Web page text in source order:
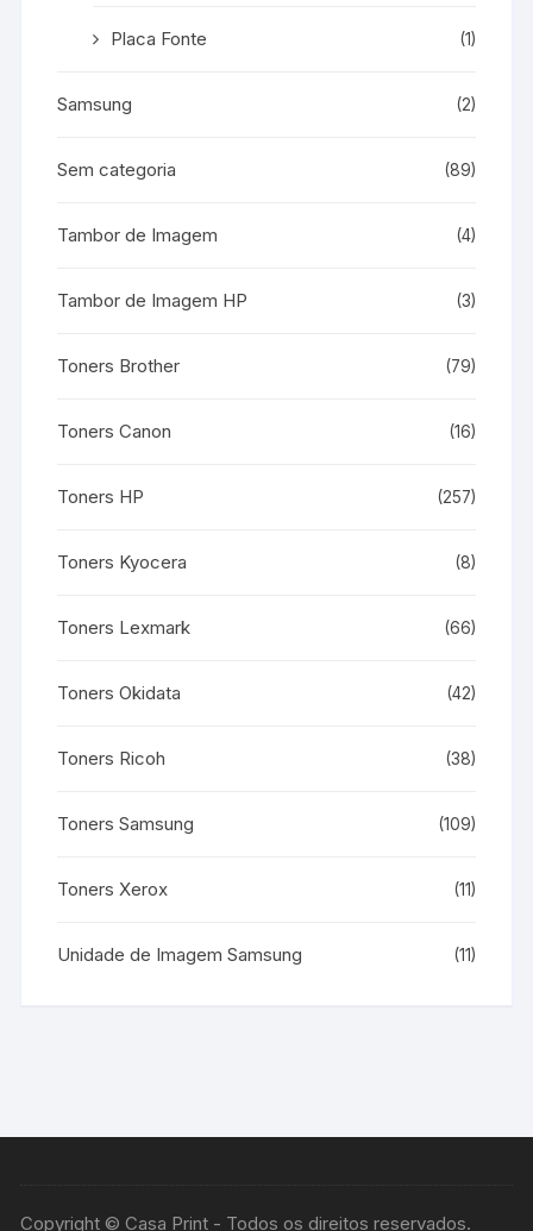
Placa Fonte (1)
Samsung (2)
Sem categoria (89)
Tambor de Imagem (4)
Tambor de Imagem HP (3)
Toners Brother (79)
Toners Canon (16)
Toners HP (257)
Toners Kyocera (8)
Toners Lexmark (66)
Toners Okidata (42)
Toners Ricoh (38)
Toners Samsung (109)
Toners Xerox (11)
Unidade de Imagem Samsung (11)
Copyright © Casa Print - Todos os direitos reservados.